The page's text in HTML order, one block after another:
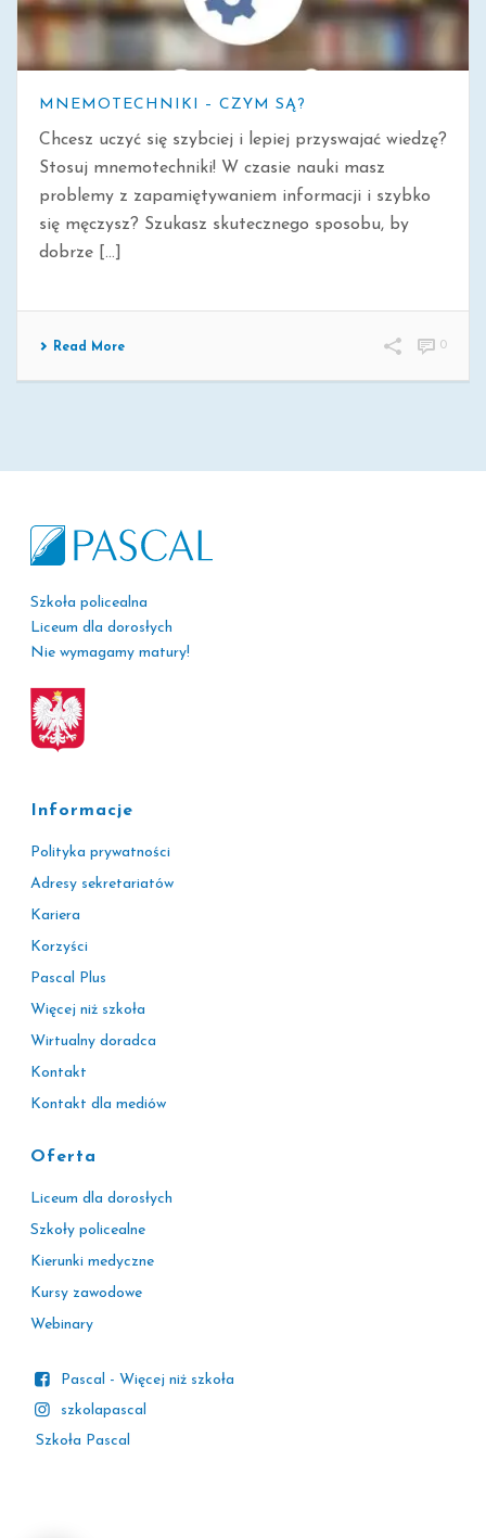
MNEMOTECHNIKI – CZYM SĄ?
Chcesz uczyć się szybciej i lepiej przyswajać wiedzę?
Stosuj mnemotechniki! W czasie nauki masz
problemy z zapamiętywaniem informacji i szybko
się męczysz? Szukasz skutecznego sposobu, by
dobrze [...]
Read More 0
Szkoła policealna
Liceum dla dorosłych
Nie wymagamy matury!
Informacje
Polityka prywatności
Adresy sekretariatów
Kariera
Korzyści
Pascal Plus
Więcej niż szkoła
Wirtualny doradca
Kontakt
Kontakt dla mediów
Oferta
Liceum dla dorosłych
Szkoły policealne
Kierunki medyczne
Kursy zawodowe
Webinary
Pascal - Więcej niż szkoła
szkolapascal
Szkoła Pascal